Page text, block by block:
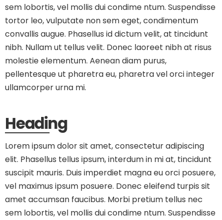
sem lobortis, vel mollis dui condime ntum. Suspendisse
tortor leo, vulputate non sem eget, condimentum
convallis augue. Phasellus id dictum velit, at tincidunt
nibh. Nullam ut tellus velit. Donec laoreet nibh at risus
molestie elementum. Aenean diam purus,
pellentesque ut pharetra eu, pharetra vel orci integer
ullamcorper urna mi.
Heading
Lorem ipsum dolor sit amet, consectetur adipiscing
elit. Phasellus tellus ipsum, interdum in mi at, tincidunt
suscipit mauris. Duis imperdiet magna eu orci posuere,
vel maximus ipsum posuere. Donec eleifend turpis sit
amet accumsan faucibus. Morbi pretium tellus nec
sem lobortis, vel mollis dui condime ntum. Suspendisse